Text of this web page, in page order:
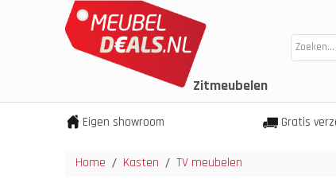
Zitmeubelen
Eigen showroom Gratis
Home / Kasten / TV meubelen